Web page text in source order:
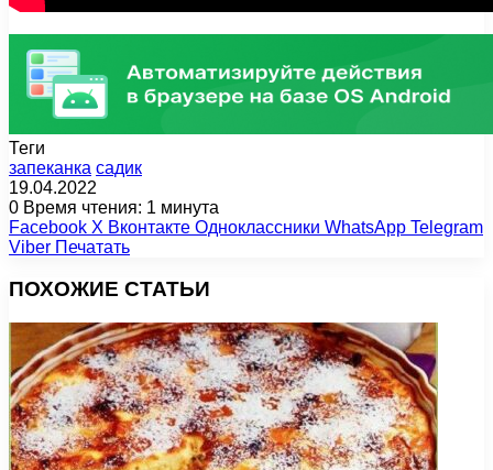
Теги
запеканка садик
19.04.2022
0 Время чтения: 1 минута
Facebook X Вконтакте Одноклассники WhatsApp Telegram
Viber Печатать
ПОХОЖИЕ СТАТЬИ